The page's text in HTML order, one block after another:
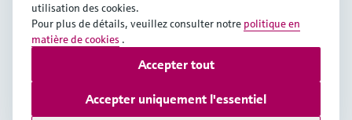
BEL•Français
Copyright © Endress+Hauser Group Services AG
Conditions d'utilisation
Protection des données
Legal & Conditions generales
utilisation des cookies.
Pour plus de détails, veuillez consulter notre politique en
matière de cookies .
Accepter uniquement l'essentiel
Accepter tout